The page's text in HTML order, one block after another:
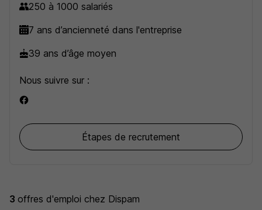
250 à 1000 salariés
7 ans d’ancienneté dans l'entreprise
39 ans d’âge moyen
Nous suivre sur :
Étapes de recrutement
3 offres d'emploi chez Dispam